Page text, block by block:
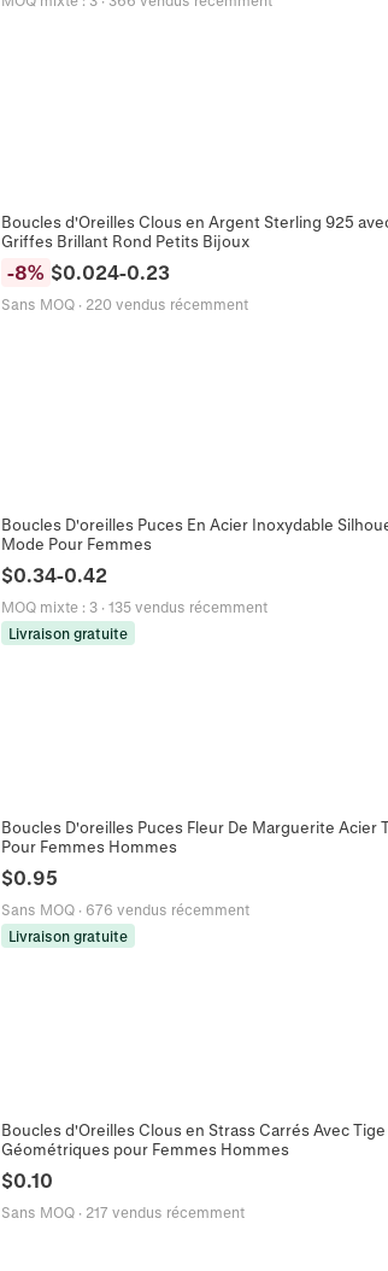
Boucles d'Oreilles Clous en Argent Sterling 925
Griffes Brillant Rond Petits Bijoux
-8% $0.024-0.23
Sans MOQ · 220 vendus récemment
Boucles D'oreilles Puces En Acier Inoxydable
Mode Pour Femmes
$0.34-0.42
MOQ mixte : 3 · 135 vendus récemment
Livraison gratuite
Boucles D'oreilles Puces Fleur De Marguerite
Pour Femmes Hommes
$0.95
Sans MOQ · 676 vendus récemment
Livraison gratuite
Boucles d'Oreilles Clous en Strass Carrés Avec
Géométriques pour Femmes Hommes
$0.10
Sans MOQ · 217 vendus récemment